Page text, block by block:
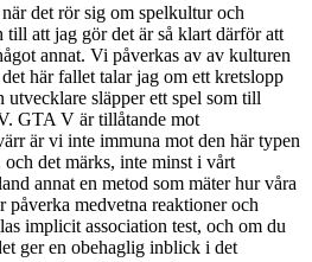
det rör sig om spelkultur och
att jag gör det är så klart därför att
annat. Vi påverkas av av kulturen
här fallet talar jag om ett kretslopp
utvecklare släpper ett spel som till
GTA V är tillåtande mot
är vi inte immuna mot den här typen
det märks, inte minst i vårt
annat en metod som mäter hur våra
påverka medvetna reaktioner och
implicit association test, och om du
ger en obehaglig inblick i det